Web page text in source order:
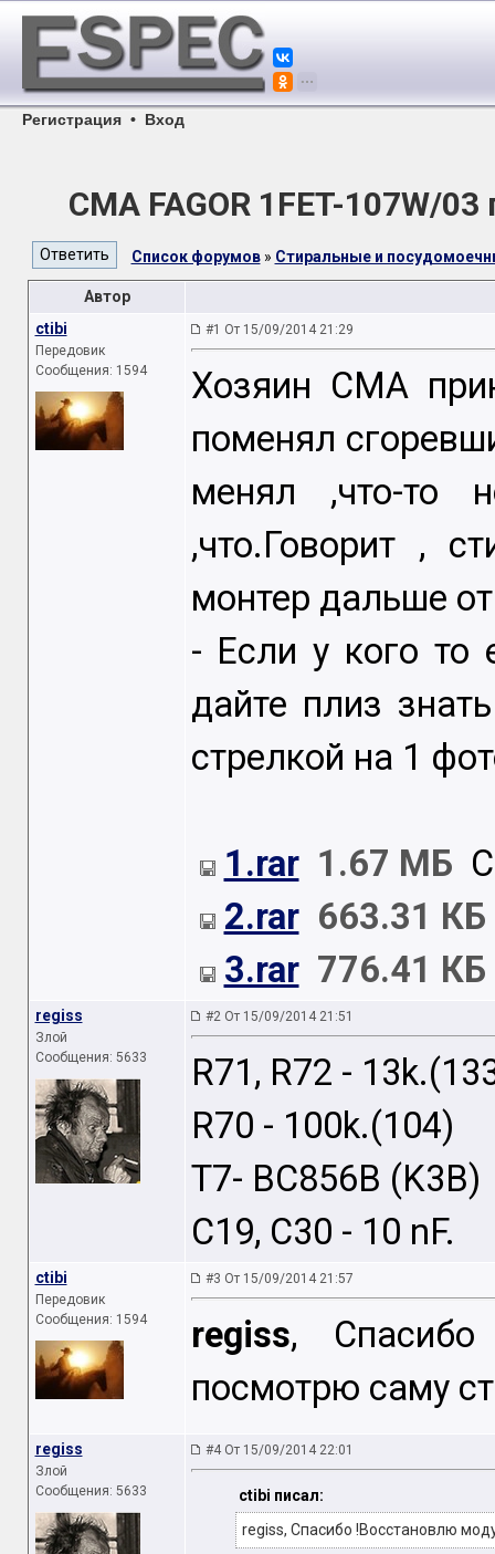
Регистрация • Вход
СМА FAGOR 1FET-107W/
Список форумов» Стиральные и
Автор
ctibi
Передовик
Сообщения: 1594
#1 От 15/09/2014 21:29
Хозяин СМА
поменял
менял ,что-то
,что.Говорит ,
монтер дальше
- Если у кого то
дайте плиз
стрелкой на 1
1.rar 1.67 МБ
2.rar 663.31 КБ
3.rar 776.41 КБ
regiss
Злой
Сообщения: 5633
#2 От 15/09/2014 21:51
R71, R72 -
R70 - 100k.(104)
T7- BC856B (K3B)
C19, C30 - 10 nF.
ctibi
Передовик
Сообщения: 1594
#3 От 15/09/2014 21:57
regiss, Спасибо
посмотрю саму
regiss
Злой
Сообщения: 5633
#4 От 15/09/2014 22:01
ctibi писал:
regiss, Спасибо !Восстановлю